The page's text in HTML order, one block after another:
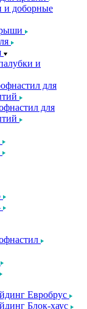
и доборные
и
для
для
Евробрус
Блок-хаус